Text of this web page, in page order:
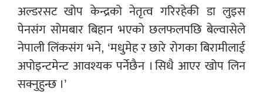
अल्डरसट खोप केन्द्रको नेतृत्व गरिरहेकी डा लुइस
पेनसंग सोमबार बिहान भएको छलफलपछि बेल्वासेले
नेपाली लिंकसंग भने, ‘मधुमेह र छारे रोगका बिरामीलाई
अपोइन्टमेन्ट आवश्यक पर्नेछैन । सिधै आएर खोप लिन
सक्नुहुन्छ ।’